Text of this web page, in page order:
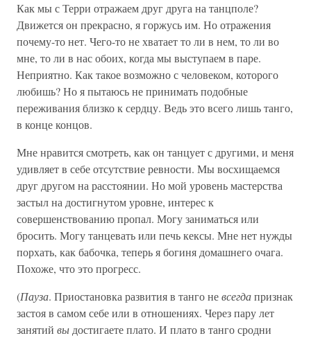
Как мы с Терри отражаем друг друга на танцполе?
Движется он прекрасно, я горжусь им. Но отражения
почему-то нет. Чего-то не хватает то ли в нем, то ли во
мне, то ли в нас обоих, когда мы выступаем в паре.
Неприятно. Как такое возможно с человеком, которого
любишь? Но я пытаюсь не принимать подобные
переживания близко к сердцу. Ведь это всего лишь танго,
в конце концов.
Мне нравится смотреть, как он танцует с другими, и меня
удивляет в себе отсутствие ревности. Мы восхищаемся
друг другом на расстоянии. Но мой уровень мастерства
застыл на достигнутом уровне, интерес к
совершенствованию пропал. Могу заниматься или
бросить. Могу танцевать или печь кексы. Мне нет нужды
порхать, как бабочка, теперь я богиня домашнего очага.
Похоже, что это прогресс.
(Пауза. Приостановка развития в танго невсегдапризнак
застоя в самом себе или в отношениях. Через пару лет
занятий вы достигаете плато. И плато в танго сродни